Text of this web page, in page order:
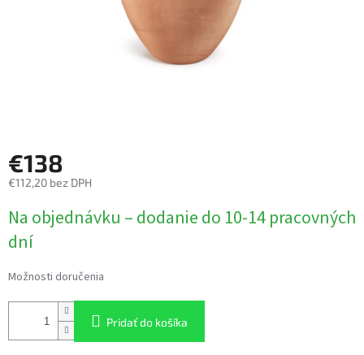
€138
€112,20 bez DPH
cena:
Na objednávku – dodanie do 10-14 pracovných
dní
Možnosti doručenia
Pridať do košíka